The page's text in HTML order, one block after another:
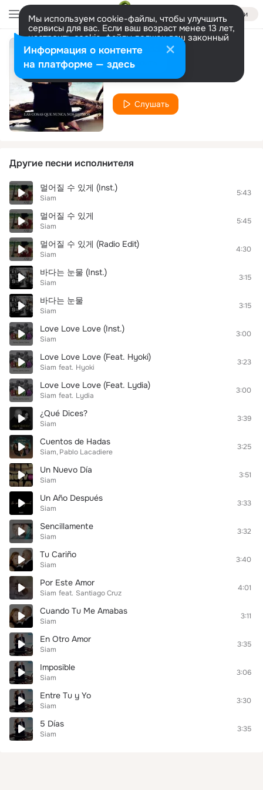
Войти
Мы используем cookie-файлы, чтобы улучшить
сервисы для вас. Если ваш возраст менее 13 лет,
настроить cookie-файлы должен ваш законный
представитель. Больше информации
Разрешить все Настроить
De Vez en Cuando
Siam
Слушать
Другие песни исполнителя
멀어질 수 있게 (Inst.)
Siam
5:43
멀어질 수 있게
Siam
5:45
멀어질 수 있게 (Radio Edit)
Siam
4:30
바다는 눈물 (Inst.)
Siam
3:15
바다는 눈물
Siam
3:15
Love Love Love (Inst.)
Siam
3:00
Love Love Love (Feat. Hyoki)
Siam feat. Hyoki
3:23
Love Love Love (Feat. Lydia)
Siam feat. Lydia
3:00
¿Qué Dices?
Siam
3:39
Cuentos de Hadas
Siam Pablo Lacadiere
3:25
Un Nuevo Día
Siam
3:51
Un Año Después
Siam
3:33
Sencillamente
Siam
3:32
Tu Cariño
Siam
3:40
Por Este Amor
Siam feat. Santiago Cruz
4:01
Cuando Tu Me Amabas
Siam
3:11
En Otro Amor
Siam
3:35
Imposible
Siam
3:06
Entre Tu y Yo
Siam
3:30
5 Días
Siam
3:35
Информация о контенте
на платформе — здесь